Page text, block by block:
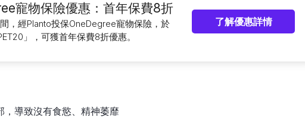
寵物保險優惠：首年保費8折
，經Planto投保OneDegree寵物保險，於
」，可獲首年保費8折優惠。
了解優惠詳情
導致沒有食慾、精神萎靡